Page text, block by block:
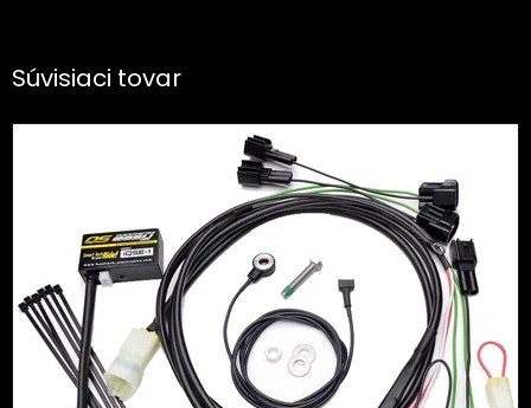
Súvisiaci tovar